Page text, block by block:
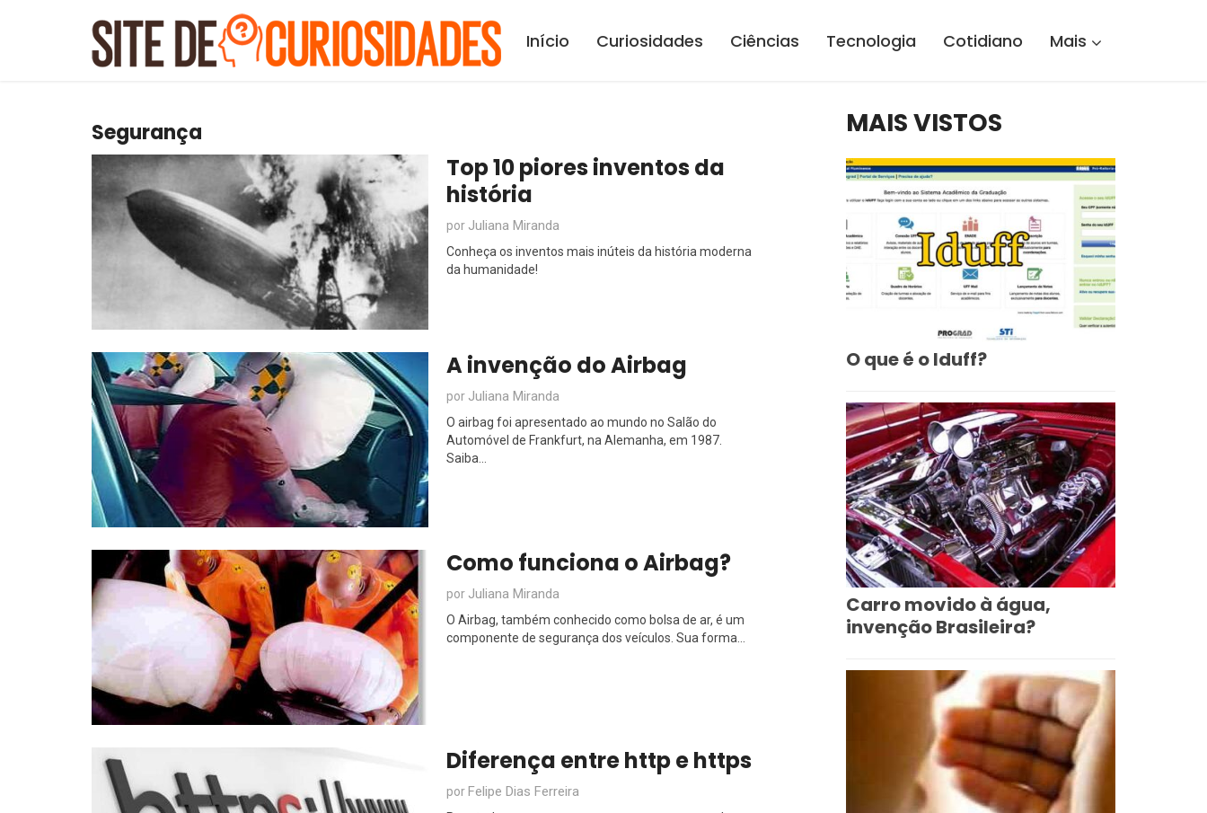
Início Curiosidades Ciências Tecnologia Cotidiano Mais
Segurança
Top 10 piores inventos da
história
por Juliana Miranda
Conheça os inventos mais inúteis da história moderna
da humanidade!
A invenção do Airbag
por Juliana Miranda
O airbag foi apresentado ao mundo no Salão do
Automóvel de Frankfurt, na Alemanha, em 1987.
Saiba...
Como funciona o Airbag?
por Juliana Miranda
O Airbag, também conhecido como bolsa de ar, é um
componente de segurança dos veículos. Sua forma...
Diferença entre http e https
porFelipe Dias Ferreira
MAIS VISTOS
O que é o Iduff?
Carro movido à água,
invenção Brasileira?